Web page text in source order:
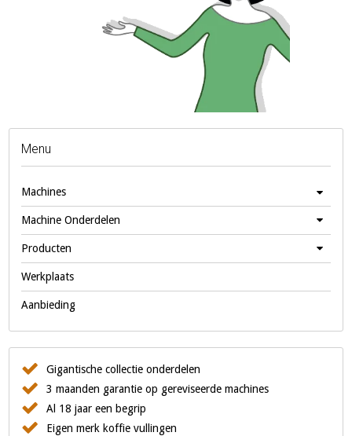
Menu
Machines
Machine Onderdelen
Producten
Werkplaats
Aanbieding
Gigantische collectie onderdelen
3 maanden garantie op gereviseerde machines
Al 18 jaar een begrip
Eigen merk koffie vullingen